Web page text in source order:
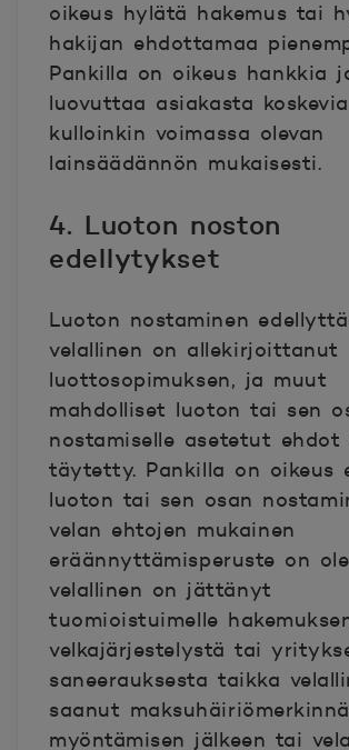
oikeus hylätä hakemus tai
hakijan ehdottamaa
Pankilla on oikeus hankkia
luovuttaa asiakasta
kulloinkin voimassa olevan
lainsäädännön mukaisesti.
4. Luoton noston
edellytykset
Luoton nostaminen
velallinen on allekirjoittanut
luottosopimuksen, ja muut
mahdolliset luoton tai sen
nostamiselle asetetut ehdot
täytetty. Pankilla on oikeus
luoton tai sen osan
velan ehtojen mukainen
eräännyttämisperuste on
velallinen on jättänyt
tuomioistuimelle
velkajärjestelystä tai
saneerauksesta taikka
saanut
myöntämisen jälkeen tai